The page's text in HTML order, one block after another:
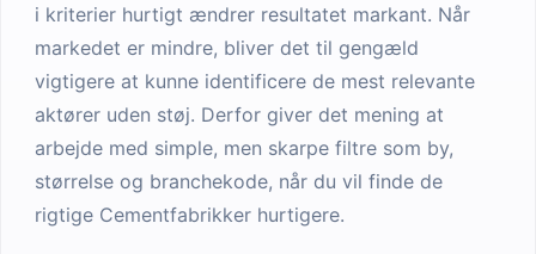
i kriterier hurtigt ændrer resultatet markant. Når
markedet er mindre, bliver det til gengæld
vigtigere at kunne identificere de mest relevante
aktører uden støj. Derfor giver det mening at
arbejde med simple, men skarpe filtre som by,
størrelse og branchekode, når du vil finde de
rigtige Cementfabrikker hurtigere.